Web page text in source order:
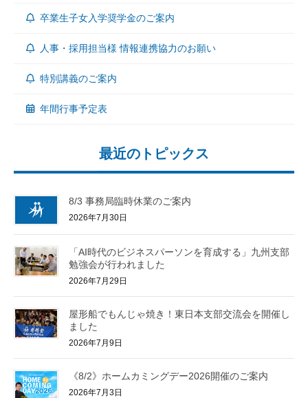
卒業生子女入学奨学金のご案内
人事・採用担当様 情報連携協力のお願い
特別講義のご案内
年間行事予定表
最近のトピックス
8/3 事務局臨時休業のご案内
2026年7月30日
「AI時代のビジネスパーソンを育成する」九州支部
勉強会が行われました
2026年7月29日
屋形船でもんじゃ焼き！東日本支部交流会を開催し
ました
2026年7月9日
《8/2》ホームカミングデー2026開催のご案内
2026年7月3日